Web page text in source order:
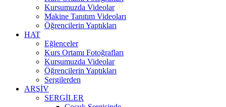
Kursumuzda Videolar
Makine Tanıtım Videoları
Öğrencilerin Yaptıkları
HAT
Eğlenceler
Kurs Ortamı Fotoğrafları
Kursumuzda Videolar
Öğrencilerin Yaptıkları
Sergilerden
ARŞİV
SERGİLER